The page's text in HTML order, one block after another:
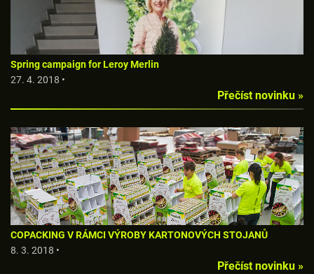
Spring campaign for Leroy Merlin
27. 4. 2018 •
Přečíst novinku »
COPACKING V RÁMCI VÝROBY KARTONOVÝCH STOJANŮ
8. 3. 2018 •
Přečíst novinku »